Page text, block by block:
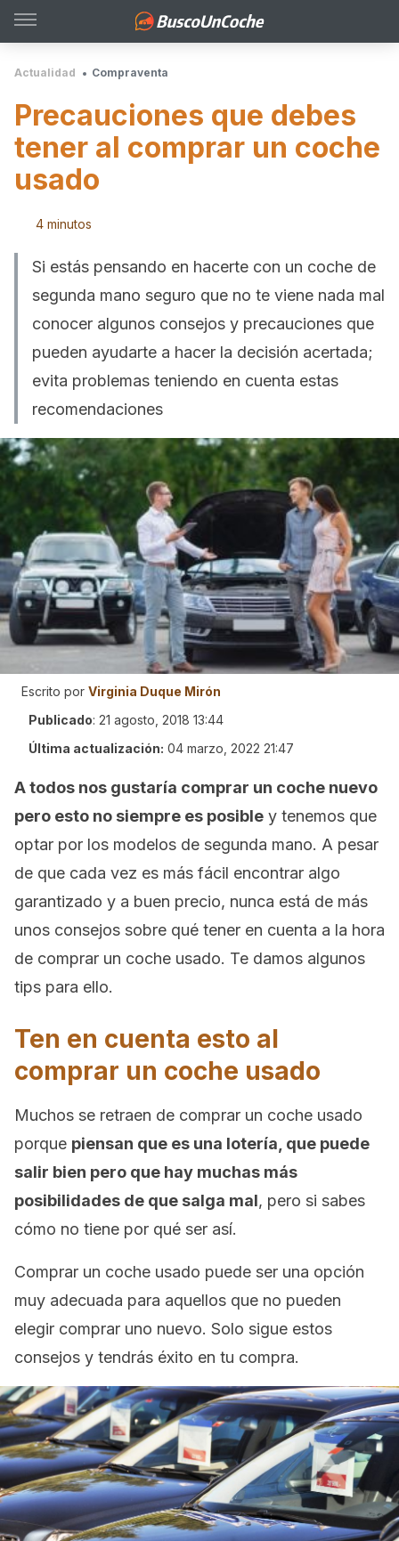
Actualidad Compraventa
Precauciones que debes
tener al comprar un coche
usado
4 minutos
Si estás pensando en hacerte con un coche de
segunda mano seguro que no te viene nada mal
conocer algunos consejos y precauciones que
pueden ayudarte a hacer la decisión acertada;
evita problemas teniendo en cuenta estas
recomendaciones
Escrito por Virginia Duque Mirón
Publicado: 21 agosto, 2018 13:44
Última actualización: 04 marzo, 2022 21:47
A todos nos gustaría comprar un coche nuevo
pero esto no siempre es posible y tenemos que
optar por los modelos de segunda mano. A pesar
de que cada vez es más fácil encontrar algo
garantizado y a buen precio, nunca está de más
unos consejos sobre qué tener en cuenta a la hora
de comprar un coche usado. Te damos algunos
tips para ello.
Ten en cuenta esto al
comprar un coche usado
Muchos se retraen de comprar un coche usado
porque piensan que es una lotería, que puede
salir bien pero que hay muchas más
posibilidades de que salga mal, pero si sabes
cómo no tiene por qué ser así.
Comprar un coche usado puede ser una opción
muy adecuada para aquellos que no pueden
elegir comprar uno nuevo. Solo sigue estos
consejos y tendrás éxito en tu compra.